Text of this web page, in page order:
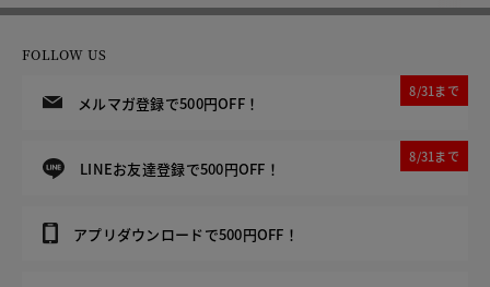
FOLLOW US
メルマガ登録で500円OFF！
8/31まで
LINEお友達登録で500円OFF！
8/31まで
アプリダウンロードで500円OFF！